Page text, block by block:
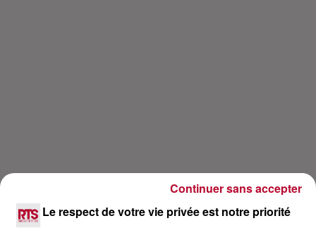
Le respect de votre vie privée est notre priorité
Continuer sans accepter